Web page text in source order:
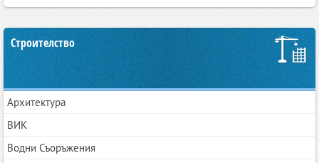
Строителство
Архитектура
ВИК
Водни Съоръжения